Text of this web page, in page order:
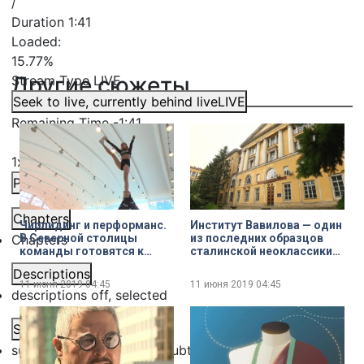
Duration 1:41
Loaded:
15.77%
Stream Type LIVE
Seek to live, currently behind liveLIVE
Remaining Time-1:41
1x
Playback Rate
Chapters
Chapters
Descriptions
descriptions off, selected
Subtitles
subtitles settings, opens subtitles settings dialog
Другие сюжеты
Чирлидинг и перформанс.
В Северной столицы
команды готовятся к
чемпионату и первенству
по чир-спорту
11 июня 201904:45
Институт Вавилова — один
из последних образцов
сталинской неоклассики
памятником культурного
наследия
11 июня 2019 04:45